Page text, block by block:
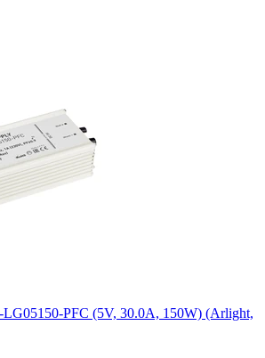
PFC (5V, 30.0A, 150W) (Arlight,